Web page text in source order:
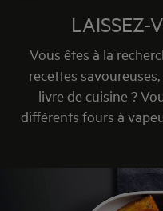
LAISSEZ-
Vous êtes à la
recettes
livre de cuisine ?
différents fours à